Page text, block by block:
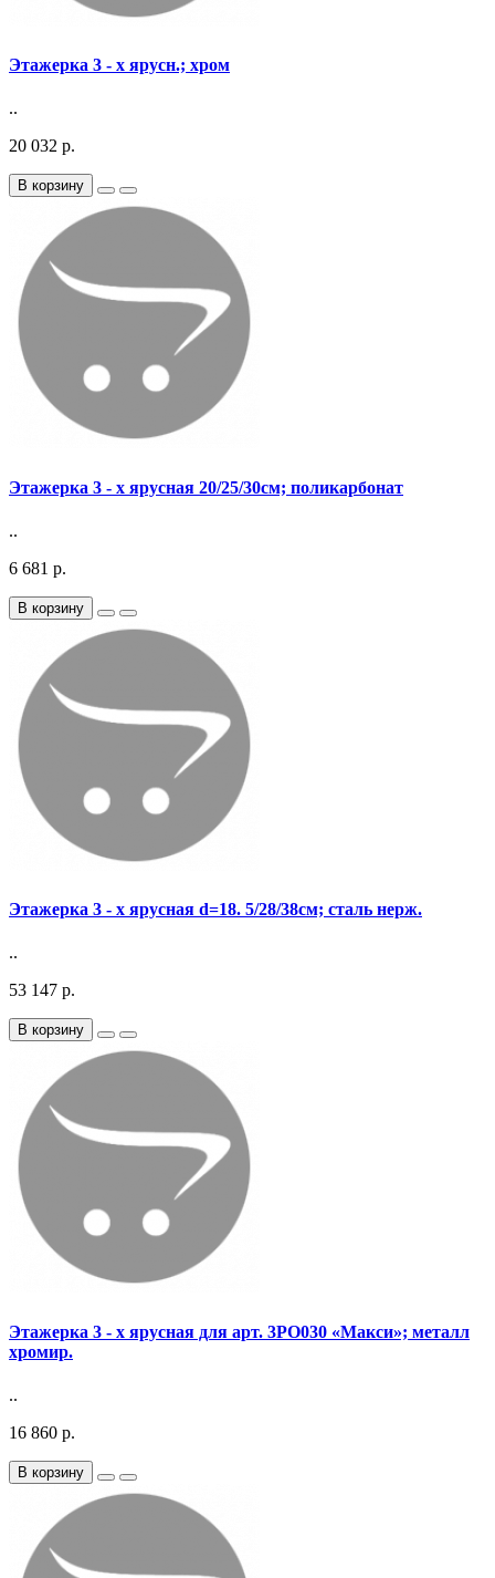
Этажерка 3 - х ярусн.; хром
..
20 032 р.
В корзину
Этажерка 3 - х ярусная 20/25/30см; поликарбонат
..
6 681 р.
В корзину
Этажерка 3 - х ярусная d=18. 5/28/38см; сталь нерж.
..
53 147 р.
В корзину
Этажерка 3 - х ярусная для арт. 3PO030 «Макси»; металл
хромир.
..
16 860 р.
В корзину